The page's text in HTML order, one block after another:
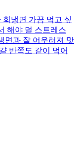
냉면 가끔 먹고 싶
해야 덜 스트레스
면과 잘 어우러져 맛
반쪽도 같이 먹어